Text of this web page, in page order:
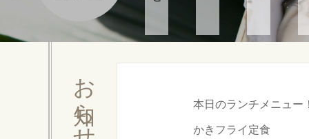
お知らせ 本日のランチメニュー
かきフライ定食